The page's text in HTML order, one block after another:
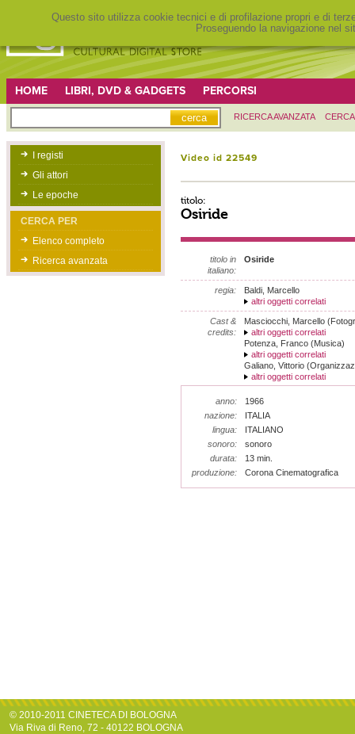
Questo sito utilizza cookie tecnici e di profilazione propri e di
Proseguendo la navigazione nel
HOME LIBRI, DVD & GADGETS PERCORSI
RICERCA AVANZATA
I registi
Gli attori
Le epoche
CERCA PER
Elenco completo
Ricerca avanzata
Video id 22549
titolo:
Osiride
titolo in
italiano:
Osiride
regia:
Baldi, Marcello
altri oggetti correlati
Cast &
credits:
Masciocchi, Marcello
altri oggetti correlati
Potenza, Franco (Musica)
altri oggetti correlati
Galiano, Vittorio
altri oggetti correlati
anno:
1966
nazione:
ITALIA
lingua:
ITALIANO
sonoro:
sonoro
durata:
13 min.
produzione:
Corona Cinematografica
© 2010-2011 CINETECA DI BOLOGNA
Via Riva di Reno, 72 - 40122 BOLOGNA